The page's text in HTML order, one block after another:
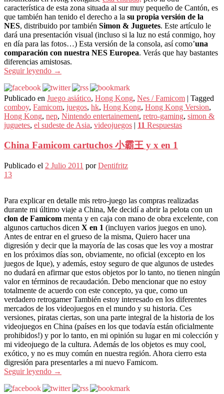
característica de esta zona situada al sur muy pequeño de Cantón, es
que también han tenido el derecho a la su propia versión de la
NES, distribuido por también Simon & Juguetes. Este artículo le
dará una presentación visual (incluso si la luz no está conmigo, hoy
en día para las fotos…) Esta versión de la consola, así como’una
comparación con nuestra NES Europea. Verás que hay bastantes
diferencias amistosas.
Seguir leyendo →
Publicado en Juego asiático, Hong Kong, Nes / Famicom | Tagged
comboy, Famicom, juegos, hk, Hong Kong, Hong Kong Version,
Hong Kong, nep, Nintendo entertainement, retro-gaming, simon &
juguetes, el sudeste de Asia, videojuegos | 11 Respuestas
China Famicom cartuchos 小霸王 y x en 1
Publicado el 2 Julio 2011 porDentifritz
13
Para explicar en detalle mis retro-juego las compras realizadas
durante mi último viaje a China, Me decidí a abrir la pelota con un
clon de Famicom menta y en caja con mano de obra excelente, con
algunos cartuchos dicen X en 1 (incluyen varios juegos en uno).
Antes de entrar en el grueso de la misma, Quiero hacer una
digresión y decir que la mayoría de las cosas que les voy a mostrar
en los próximos días son, obviamente, no oficial (excepto en los
juegos de Ique), y además, estoy seguro de que algunos de ustedes
no dudará en afirmar que estos objetos por lo tanto, no tienen ningún
valor en términos de recaudación. Debo mencionar que no estoy
totalmente de acuerdo con este concepto, ya que, como un
verdadero retrogamer También estoy interesado en los diferentes
mercados de los videojuegos en el mundo y su historia. Ces
versiones, piratas ciertas, son una parte integral de la historia de los
videojuegos en China (países en los que todavía están oficialmente
prohibidos!) y por lo tanto, en mi opinión su lugar en mi colección y
mi videojuego de la cultura. Además de los objetos es muy cool,
exótico, y no es muy común en nuestra región. Ahora cierro esta
digresión para presentarles a mi nuevo Famicom.
Seguir leyendo →